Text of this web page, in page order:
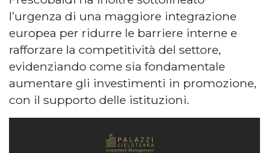
l’urgenza di una maggiore integrazione
europea per ridurre le barriere interne e
rafforzare la competitività del settore,
evidenziando come sia fondamentale
aumentare gli investimenti in promozione,
con il supporto delle istituzioni.